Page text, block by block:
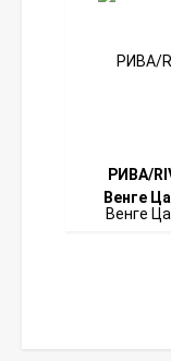
РИВА/
Венге